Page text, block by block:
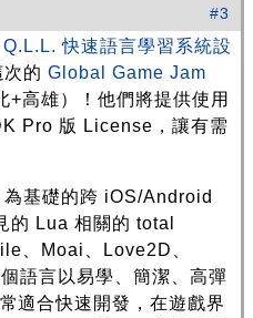
#3
Q.L.L. 快速語言學習系統設
次的Global Game Jam
+高雄）！他們將提供使用
Pro 版 License，讓有需
為基礎的跨 iOS/Android
的 Lua 相關的 total
、Moai、Love2D、
語言以易學、簡潔、高彈
適合快速開發，在遊戲界